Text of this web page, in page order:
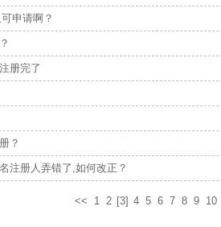
申请啊？
册完了
？
注册人弄错了,如何改正？
<< 1 2 [3] 4 5 6 7 8 9 10